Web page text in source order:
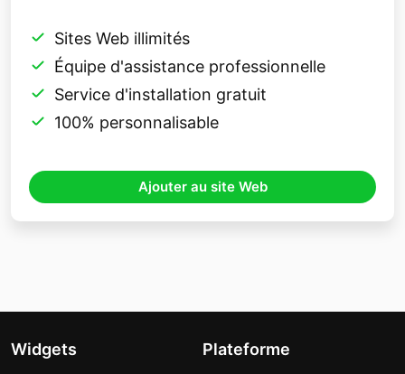
Sites Web illimités
Équipe d'assistance professionnelle
Service d'installation gratuit
100% personnalisable
Ajouter au site Web
Widgets Plateforme